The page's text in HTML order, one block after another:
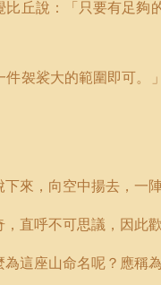
丘說：「只要有足
袈裟大的範圍即可
來，向空中揚去，一
直呼不可思議，因此
這座山命名呢？應稱